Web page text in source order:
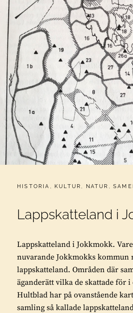
CATEGORIES:
HISTORIA , KULTUR , NATUR ,
Lappskatteland i
Lappskatteland i Jokkmokk.
nuvarande Jokkmokks kommun
lappskatteland. Områden där
äganderätt vilka de skattade för
Hultblad har på ovanstående
samling så kallade